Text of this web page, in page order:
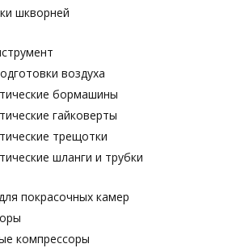
шкворней
воздуха
бормашины
гайковерты
трещотки
шланги и трубки
покрасочных камер
компрессоры